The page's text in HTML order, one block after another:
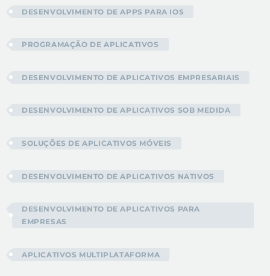
DESENVOLVIMENTO DE APPS PARA IOS
PROGRAMAÇÃO DE APLICATIVOS
DESENVOLVIMENTO DE APLICATIVOS EMPRESARIAIS
DESENVOLVIMENTO DE APLICATIVOS SOB MEDIDA
SOLUÇÕES DE APLICATIVOS MÓVEIS
DESENVOLVIMENTO DE APLICATIVOS NATIVOS
DESENVOLVIMENTO DE APLICATIVOS PARA
EMPRESAS
APLICATIVOS MULTIPLATAFORMA